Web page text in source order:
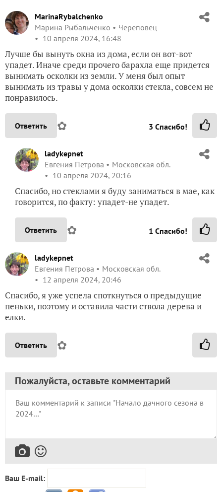
MarinaRybalchenko
Марина Рыбальченко
Череповец
10 апреля 2024, 16:48
Лучше бы вынуть окна из дома, если он вот-вот
упадет. Иначе среди прочего барахла еще придется
вынимать осколки из земли. У меня был опыт
вынимать из травы у дома осколки стекла, совсем не
понравилось.
Ответить ✿ 3 Спасибо!
ladykepnet
Евгения Петрова
Московская обл.
10 апреля 2024, 20:16
Спасибо, но стеклами я буду заниматься в мае, как
говорится, по факту: упадет-не упадет.
Ответить ✿ 1 Спасибо!
ladykepnet
Евгения Петрова
Московская обл.
12 апреля 2024, 20:46
Спасибо, я уже успела споткнуться о предыдущие
пеньки, поэтому и оставила части ствола дерева и
елки.
Ответить ✿
Пожалуйста, оставьте комментарий
Ваш E-mail: